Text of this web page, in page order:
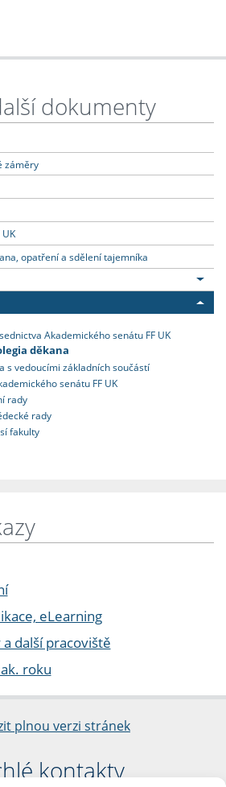
dokumenty
záměry
opatření a sdělení tajemníka
Akademického senátu FF UK
děkana
s vedoucími základních součástí
senátu FF UK
rady
rady
fakulty
eLearning
další pracoviště
roku
plnou verzi stránek
kontakty